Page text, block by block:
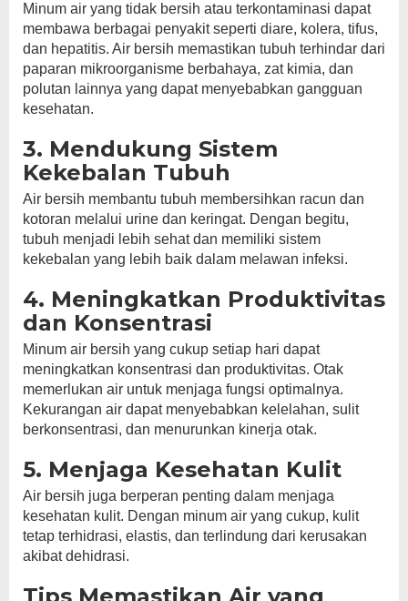
Minum air yang tidak bersih atau terkontaminasi dapat
membawa berbagai penyakit seperti diare, kolera, tifus,
dan hepatitis. Air bersih memastikan tubuh terhindar dari
paparan mikroorganisme berbahaya, zat kimia, dan
polutan lainnya yang dapat menyebabkan gangguan
kesehatan.
3. Mendukung Sistem
Kekebalan Tubuh
Air bersih membantu tubuh membersihkan racun dan
kotoran melalui urine dan keringat. Dengan begitu,
tubuh menjadi lebih sehat dan memiliki sistem
kekebalan yang lebih baik dalam melawan infeksi.
4. Meningkatkan Produktivitas
dan Konsentrasi
Minum air bersih yang cukup setiap hari dapat
meningkatkan konsentrasi dan produktivitas. Otak
memerlukan air untuk menjaga fungsi optimalnya.
Kekurangan air dapat menyebabkan kelelahan, sulit
berkonsentrasi, dan menurunkan kinerja otak.
5. Menjaga Kesehatan Kulit
Air bersih juga berperan penting dalam menjaga
kesehatan kulit. Dengan minum air yang cukup, kulit
tetap terhidrasi, elastis, dan terlindung dari kerusakan
akibat dehidrasi.